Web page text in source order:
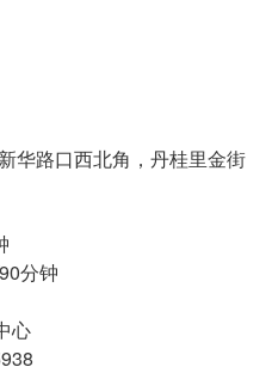
华路口西北角，丹桂里金街
分钟
心